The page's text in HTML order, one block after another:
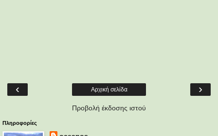
‹ ›
Αρχική σελίδα
Προβολή έκδοσης ιστού
Πληροφορίες